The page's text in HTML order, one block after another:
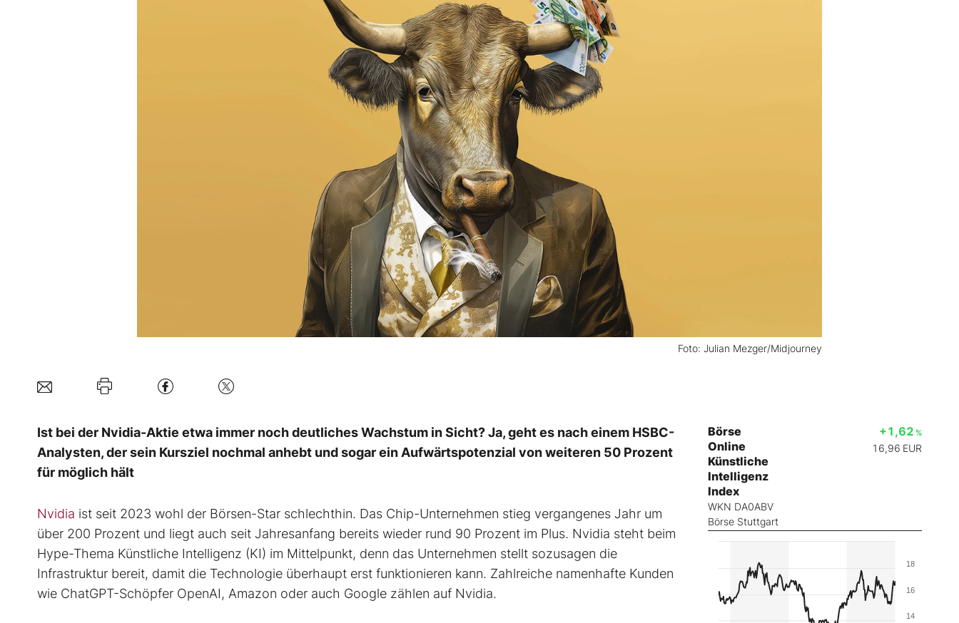
Foto: Julian Mezger/Midjourney
Ist bei der Nvidia-Aktie etwa immer noch deutliches Wachstum in Sicht? Ja, geht es nach einem HSBC-
Analysten, der sein Kursziel nochmal anhebt und sogar ein Aufwärtspotenzial von weiteren 50 Prozent
für möglich hält
Nvidia ist seit 2023 wohl der Börsen-Star schlechthin. Das Chip-Unternehmen stieg vergangenes Jahr um
über 200 Prozent und liegt auch seit Jahresanfang bereits wieder rund 90 Prozent im Plus. Nvidia steht beim
Hype-Thema Künstliche Intelligenz (KI) im Mittelpunkt, denn das Unternehmen stellt sozusagen die
Infrastruktur bereit, damit die Technologie überhaupt erst funktionieren kann. Zahlreiche namenhafte Kunden
wie ChatGPT-Schöpfer OpenAI, Amazon oder auch Google zählen auf Nvidia.
Börse
Online
Künstliche
Intelligenz
Index
WKN DA0ABV
Börse Stuttgart
+1,62 %
16,96 EUR
14
16
18